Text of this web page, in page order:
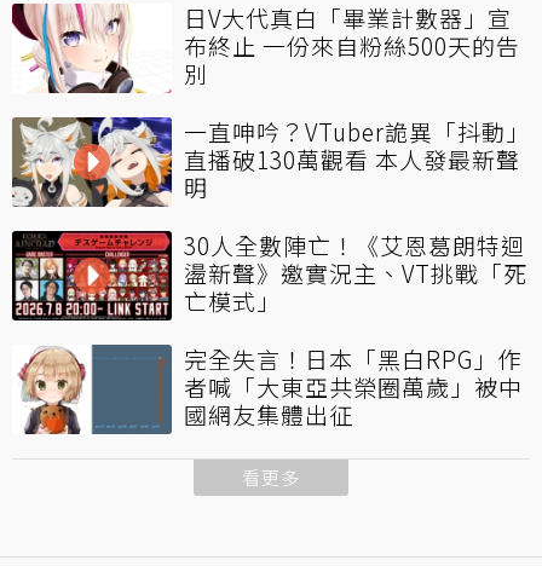
日V大代真白「畢業計數器」宣
布終止 一份來自粉絲500天的告
別
一直呻吟？VTuber詭異「抖動」
直播破130萬觀看 本人發最新聲
明
30人全數陣亡！《艾恩葛朗特迴
盪新聲》邀實況主、VT挑戰「死
亡模式」
完全失言！日本「黑白RPG」作
者喊「大東亞共榮圈萬歲」被中
國網友集體出征
看更多